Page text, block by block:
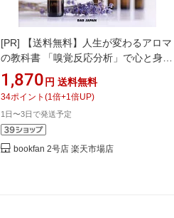
[PR]
【送料無料】人生が変わるアロマ
の教科書 「嗅覚反応分析」で心と身体
を読み解く! すごいアロマ!／軍場大輝
1,870 円 送料無料
34ポイント (1倍+1倍UP)
1日〜3日で発送予定
bookfan 2号店 楽天市場店